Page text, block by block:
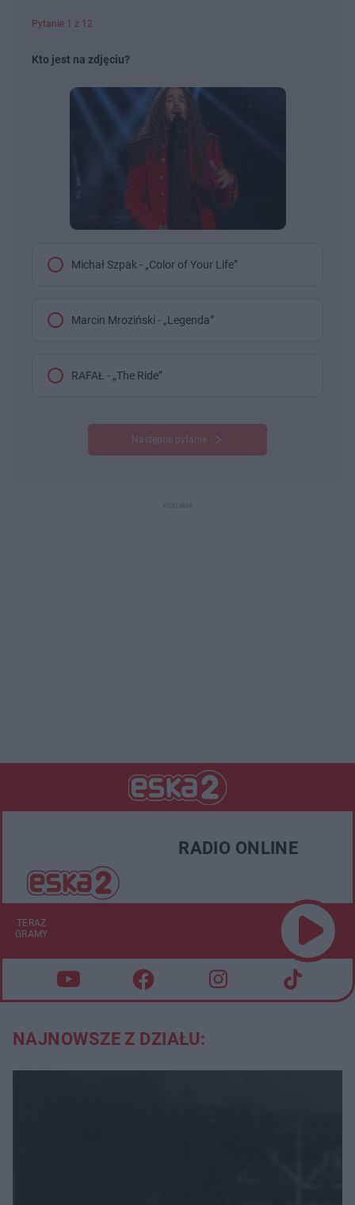
Pytanie 1 z 12
Kto jest na zdjęciu?
Michał Szpak - „Color of Your Life”
Marcin Mroziński - „Legenda”
RAFAŁ - „The Ride”
Następne pytanie
RADIO ONLINE
TERAZ
GRAMY
NAJNOWSZE Z DZIAŁU: